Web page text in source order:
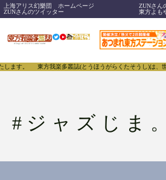
上海アリス幻樂団 ホームページ
ZUNさん
ZUNさんのツイッター
東方よも
ます。 東方我楽多叢誌(とうほうがらくたそうし)は、
# ジャズじま。- Swing